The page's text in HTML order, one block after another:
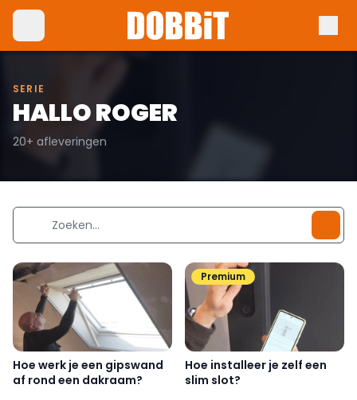
SERIE
HALLO ROGER
20+ afleveringen
Hoe werk je een gipswand
af rond een dakraam?
Premium
Hoe installeer je zelf een
slim slot?